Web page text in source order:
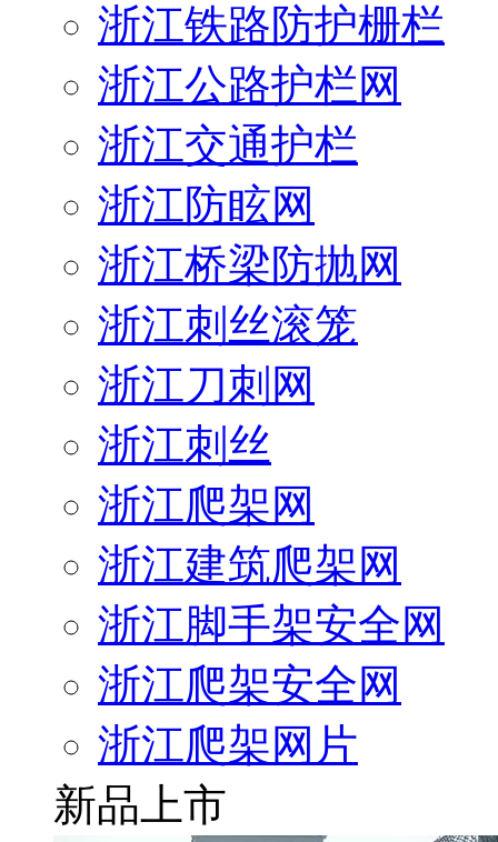
浙江铁路防护栅栏
浙江公路护栏网
浙江交通护栏
浙江防眩网
浙江桥梁防抛网
浙江刺丝滚笼
浙江刀刺网
浙江刺丝
浙江爬架网
浙江建筑爬架网
浙江脚手架安全网
浙江爬架安全网
浙江爬架网片
新品上市